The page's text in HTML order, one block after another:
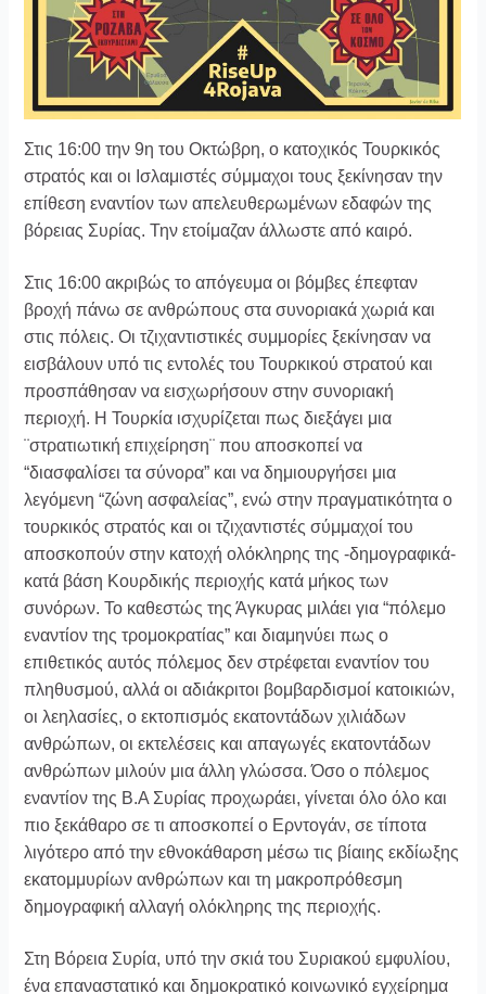
Στις 16:00 την 9η του Οκτώβρη, ο κατοχικός Τουρκικός
στρατός και οι Ισλαμιστές σύμμαχοι τους ξεκίνησαν την
επίθεση εναντίον των απελευθερωμένων εδαφών της
βόρειας Συρίας. Την ετοίμαζαν άλλωστε από καιρό.
Στις 16:00 ακριβώς το απόγευμα οι βόμβες έπεφταν
βροχή πάνω σε ανθρώπους στα συνοριακά χωριά και
στις πόλεις. Οι τζιχαντιστικές συμμορίες ξεκίνησαν να
εισβάλουν υπό τις εντολές του Τουρκικού στρατού και
προσπάθησαν να εισχωρήσουν στην συνοριακή
περιοχή. Η Τουρκία ισχυρίζεται πως διεξάγει μια
¨στρατιωτική επιχείρηση¨ που αποσκοπεί να
“διασφαλίσει τα σύνορα” και να δημιουργήσει μια
λεγόμενη “ζώνη ασφαλείας”, ενώ στην πραγματικότητα ο
τουρκικός στρατός και οι τζιχαντιστές σύμμαχοί του
αποσκοπούν στην κατοχή ολόκληρης της -δημογραφικά-
κατά βάση Κουρδικής περιοχής κατά μήκος των
συνόρων. Το καθεστώς της Άγκυρας μιλάει για “πόλεμο
εναντίον της τρομοκρατίας” και διαμηνύει πως ο
επιθετικός αυτός πόλεμος δεν στρέφεται εναντίον του
πληθυσμού, αλλά οι αδιάκριτοι βομβαρδισμοί κατοικιών,
οι λεηλασίες, ο εκτοπισμός εκατοντάδων χιλιάδων
ανθρώπων, οι εκτελέσεις και απαγωγές εκατοντάδων
ανθρώπων μιλούν μια άλλη γλώσσα. Όσο ο πόλεμος
εναντίον της Β.Α Συρίας προχωράει, γίνεται όλο όλο και
πιο ξεκάθαρο σε τι αποσκοπεί ο Ερντογάν, σε τίποτα
λιγότερο από την εθνοκάθαρση μέσω τις βίαιης εκδίωξης
εκατομμυρίων ανθρώπων και τη μακροπρόθεσμη
δημογραφική αλλαγή ολόκληρης της περιοχής.
Στη Βόρεια Συρία, υπό την σκιά του Συριακού εμφυλίου,
ένα επαναστατικό και δημοκρατικό κοινωνικό εγχείρημα